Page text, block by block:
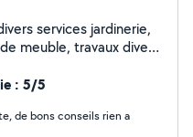
meuble, travaux divers
: 5/5
bons conseils rien a